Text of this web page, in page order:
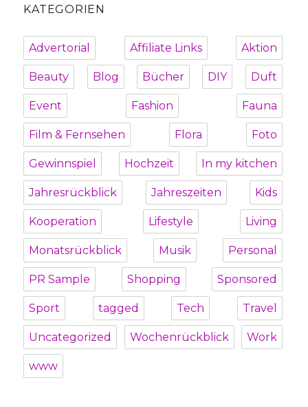
KATEGORIEN
Advertorial Affiliate Links Aktion
Beauty Blog Bücher DIY Duft
Event Fashion Fauna
Film & Fernsehen Flora Foto
Gewinnspiel Hochzeit In my kitchen
Jahresrückblick Jahreszeiten Kids
Kooperation Lifestyle Living
Monatsrückblick Musik Personal
PR Sample Shopping Sponsored
Sport tagged Tech Travel
Uncategorized Wochenrückblick Work
www